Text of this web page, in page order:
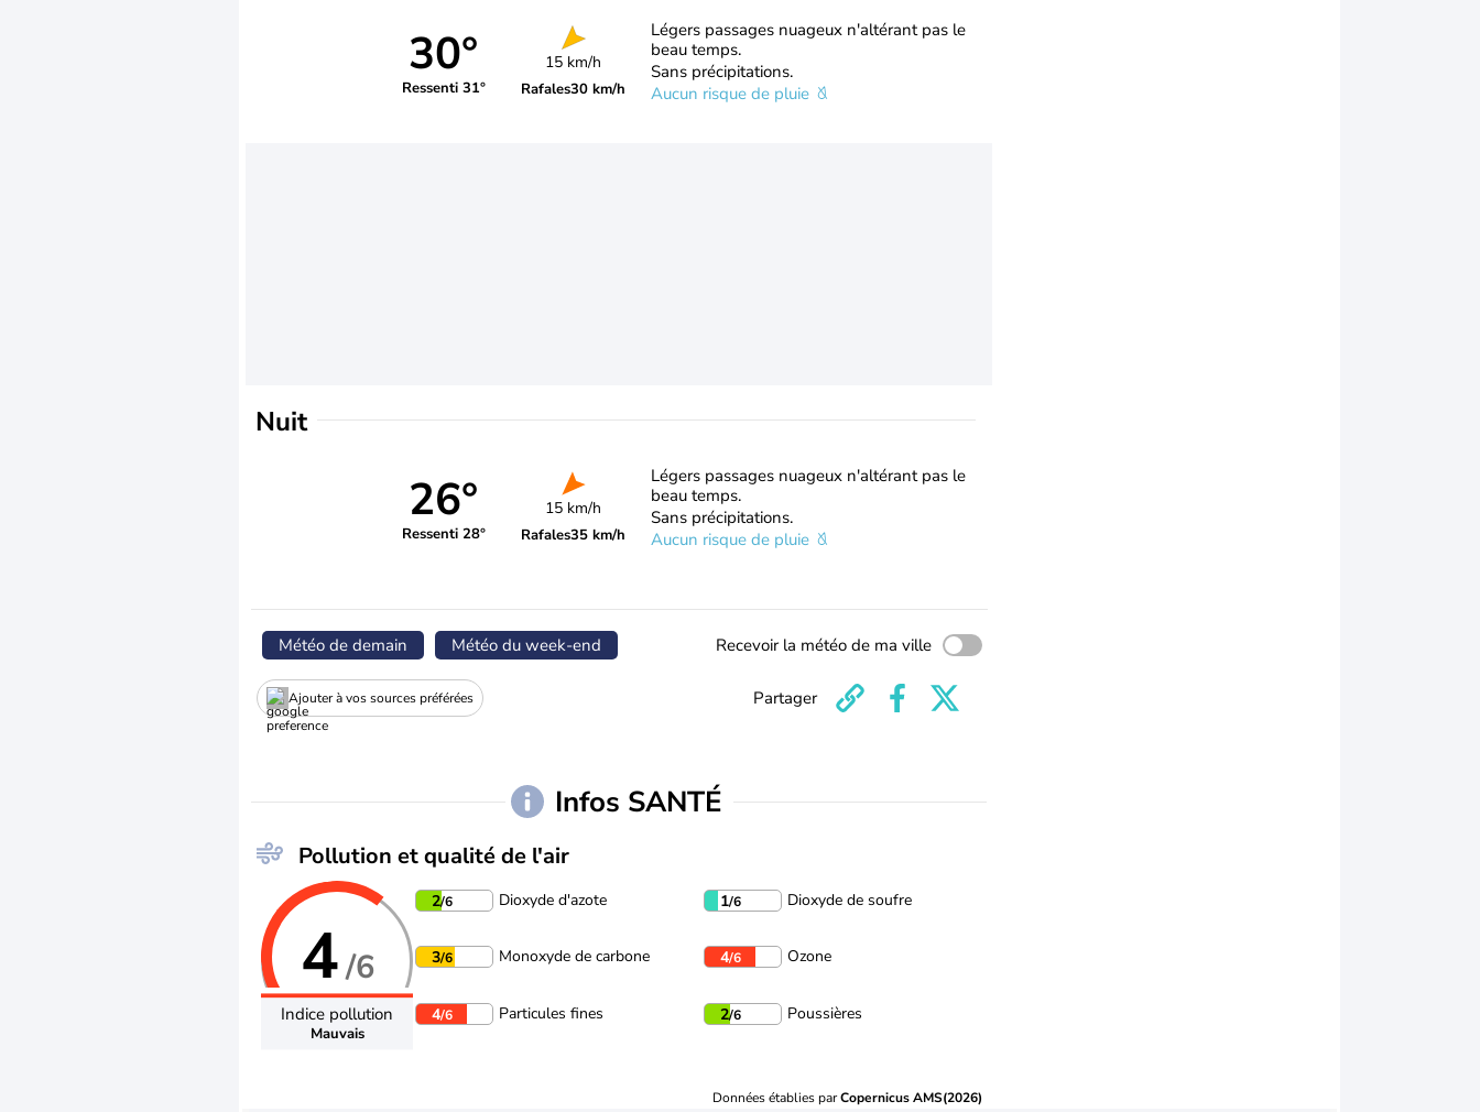
30°
Ressenti 31°
15 km/h
Rafales30 km/h
Légers passages nuageux n'altérant pas le
beau temps.
Sans précipitations.
Aucun risque de pluie
Nuit
26°
Ressenti 28°
15 km/h
Rafales35 km/h
Légers passages nuageux n'altérant pas le
beau temps.
Sans précipitations.
Aucun risque de pluie
Météo de demain Météo du week-end Recevoir la météo de ma ville
Ajouter à vos sources préférées Partager
Infos SANTÉ
Pollution et qualité de l'air
4/6
Indice pollution
Mauvais
2/6 Dioxyde d'azote 1/6 Dioxyde de soufre
3/6 Monoxyde de carbone 4/6 Ozone
4/6 Particules fines 2/6 Poussières
Données établies parCopernicus AMS(2026)